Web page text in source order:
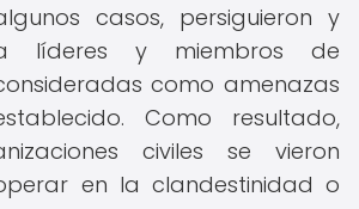
casos, persiguieron y
a líderes y miembros de
como amenazas
Como resultado,
civiles se vieron
en la clandestinidad o